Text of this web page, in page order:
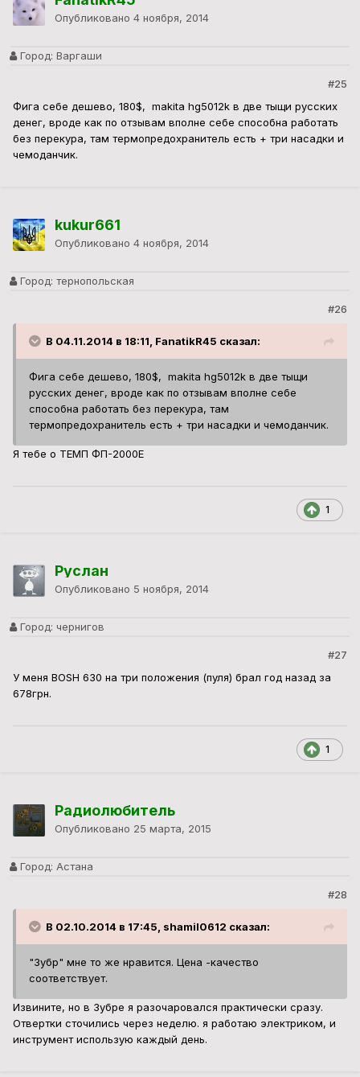
Опубликовано 4 ноября, 2014
Город: Варгаши
#25
Фига себе дешево, 180$, makita hg5012k в две тыщи русских
денег, вроде как по отзывам вполне себе способна работать
без перекура, там термопредохранитель есть + три насадки и
чемоданчик.
kukur661
Опубликовано 4 ноября, 2014
Город: тернопольская
#26
В 04.11.2014 в 18:11, FanatikR45 сказал:
Фига себе дешево, 180$, makita hg5012k в две тыщи
русских денег, вроде как по отзывам вполне себе
способна работать без перекура, там
термопредохранитель есть + три насадки и чемоданчик.
Я тебе о ТЕМП ФП-2000Е
1
Руслан
Опубликовано 5 ноября, 2014
Город: чернигов
#27
У меня BOSH 630 на три положения (пуля) брал год назад за
678грн.
1
Радиолюбитель
Опубликовано 25 марта, 2015
Город: Астана
#28
В 02.10.2014 в 17:45, shamil0612 сказал:
"Зубр" мне то же нравится. Цена -качество
соответствует.
Извините, но в Зубре я разочаровался практически сразу.
Отвертки сточились через неделю. я работаю электриком, и
инструмент использую каждый день.